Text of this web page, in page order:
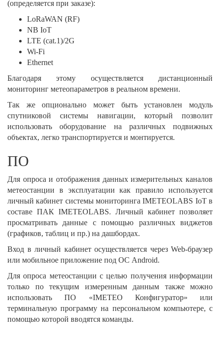
(определяется при заказе):
LoRaWAN (RF)
NB IoT
LTE (cat.1)/2G
Wi-Fi
Ethernet
Благодаря этому осуществляется дистанционный
мониторинг метеопараметров в реальном времени.
Так же опционально может быть установлен модуль
спутниковой системы навигации, который позволит
использовать оборудование на различных подвижных
объектах, легко транспортируется и монтируется.
ПО
Для опроса и отображения данных измерительных каналов
метеостанции в эксплуатации как правило используется
личный кабинет системы мониторинга IMETEOLABS IoT в
составе ПАК IMETEOLABS. Личный кабинет позволяет
просматривать данные с помощью различных виджетов
(графиков, таблиц и пр.) на дашбордах.
Вход в личный кабинет осуществляется через Web-браузер
или мобильное приложение под ОС Android.
Для опроса метеостанции с целью получения информации
только по текущим измеренным данным также можно
использовать ПО «IMETEO Конфигуратор» или
терминальную программу на персональном компьютере, с
помощью которой вводятся команды.